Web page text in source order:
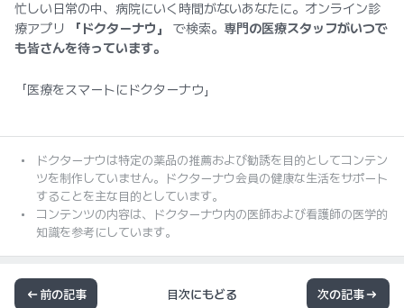
忙しい日常の中、病院にいく時間がないあなたに。オンライン診
療アプリ
「ドクターナウ」 で検索。 専門の医療スタッフがいつで
も皆さんを待っています。
「医療をスマートにドクターナウ」
ドクターナウは特定の薬品の推薦および勧誘を目的としてコンテン
ツを制作していません。ドクターナウ会員の健康な生活をサポート
することを主な目的としています。
コンテンツの内容は、ドクターナウ内の医師および看護師の医学的
知識を参考にしています。
前の記事 目次にもどる 次の記事